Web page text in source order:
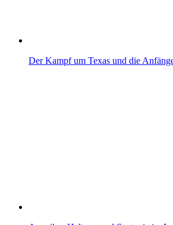
Der Kampf um Texas und die